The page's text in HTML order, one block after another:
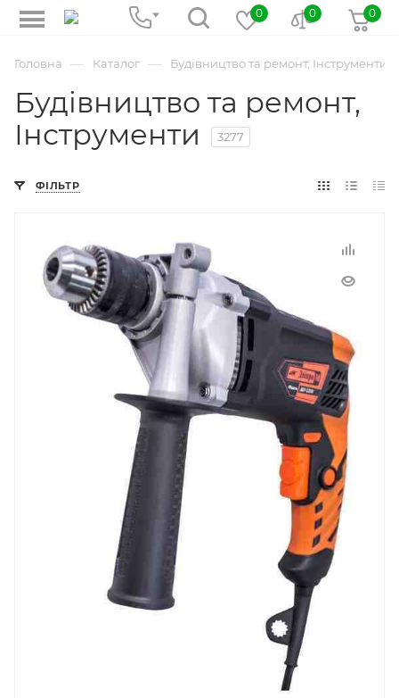
0
0 0
Головна — Каталог — Будівництво та ремонт, Інструменти
Будівництво та ремонт,
Інструменти
3277
ФІЛЬТР